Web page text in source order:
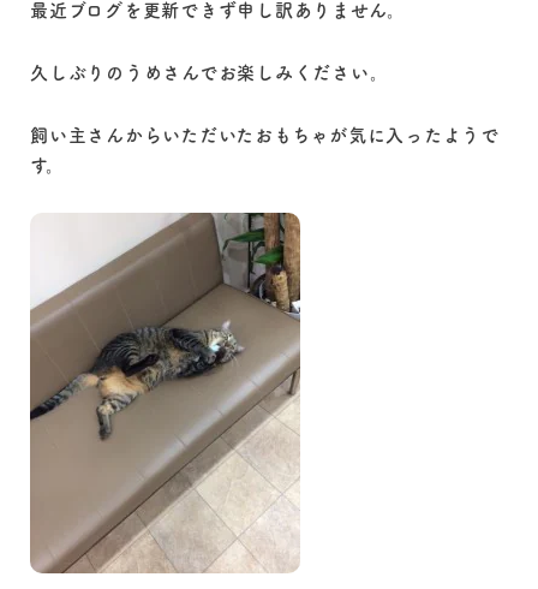
最近ブログを更新できず申し訳ありません。
久しぶりのうめさんでお楽しみください。
飼い主さんからいただいたおもちゃが気に入ったようで
す。